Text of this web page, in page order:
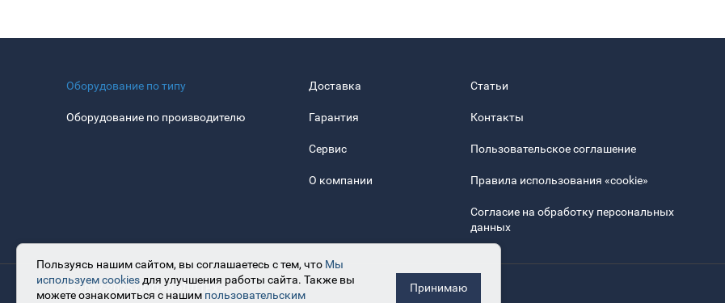
Оборудование по типу
Оборудование по производителю
Доставка
Гарантия
Сервис
О компании
Статьи
Контакты
Пользовательское соглашение
Правила использования «cookie»
Согласие на обработку персональных
данных
© 2017-2025 ООО «ВЭЛДТЕХ»
Пользуясь нашим сайтом, вы соглашаетесь с тем, что Мы
используем cookies для улучшения работы сайта. Также вы
можете ознакомиться с нашим пользовательским
Принимаю